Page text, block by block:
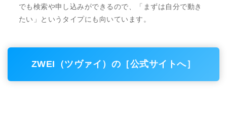
でも検索や申し込みができるので、「まずは自分で動き
たい」というタイプにも向いています。
ZWEI（ツヴァイ）の［公式サイトへ］